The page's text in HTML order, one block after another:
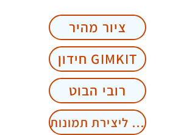
ציור מהיר
חידון GIMKIT
רובי הבוט
עוד אתרים ליצירת תמונות